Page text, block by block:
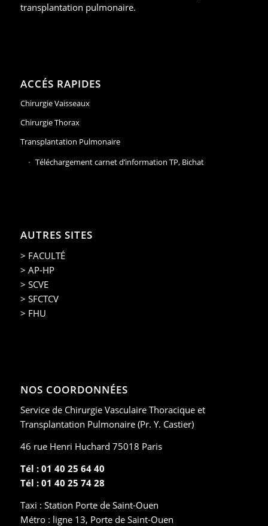
transplantation pulmonaire.
ACCÉS RAPIDES
Chirurgie Vaisseaux
Chirurgie Thorax
Transplantation Pulmonaire
Téléchargement carnet d’information TP, Bichat
AUTRES SITES
> FACULTÉ
> AP-HP
> SCVE
> SFCTCV
> FHU
NOS COORDONNÉES
Service de Chirurgie Vasculaire Thoracique et
Transplantation Pulmonaire (Pr. Y. Castier)
46 rue Henri Huchard 75018 Paris
Tél : 01 40 25 64 40
Tél : 01 40 25 74 28
Taxi : Station Porte de Saint-Ouen
Métro : ligne 13, Porte de Saint-Ouen